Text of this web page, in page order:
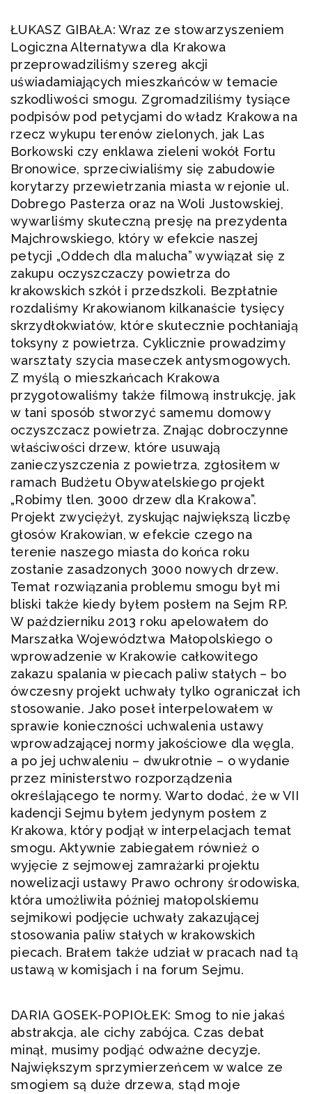
ŁUKASZ GIBAŁA: Wraz ze stowarzyszeniem
Logiczna Alternatywa dla Krakowa
przeprowadziliśmy szereg akcji
uświadamiających mieszkańców w temacie
szkodliwości smogu. Zgromadziliśmy tysiące
podpisów pod petycjami do władz Krakowa na
rzecz wykupu terenów zielonych, jak Las
Borkowski czy enklawa zieleni wokół Fortu
Bronowice, sprzeciwialiśmy się zabudowie
korytarzy przewietrzania miasta w rejonie ul.
Dobrego Pasterza oraz na Woli Justowskiej,
wywarliśmy skuteczną presję na prezydenta
Majchrowskiego, który w efekcie naszej
petycji „Oddech dla malucha” wywiązał się z
zakupu oczyszczaczy powietrza do
krakowskich szkół i przedszkoli. Bezpłatnie
rozdaliśmy Krakowianom kilkanaście tysięcy
skrzydłokwiatów, które skutecznie pochłaniają
toksyny z powietrza. Cyklicznie prowadzimy
warsztaty szycia maseczek antysmogowych.
Z myślą o mieszkańcach Krakowa
przygotowaliśmy także filmową instrukcję, jak
w tani sposób stworzyć samemu domowy
oczyszczacz powietrza. Znając dobroczynne
właściwości drzew, które usuwają
zanieczyszczenia z powietrza, zgłosiłem w
ramach Budżetu Obywatelskiego projekt
„Robimy tlen. 3000 drzew dla Krakowa”.
Projekt zwyciężył, zyskując największą liczbę
głosów Krakowian, w efekcie czego na
terenie naszego miasta do końca roku
zostanie zasadzonych 3000 nowych drzew.
Temat rozwiązania problemu smogu był mi
bliski także kiedy byłem posłem na Sejm RP.
W październiku 2013 roku apelowałem do
Marszałka Województwa Małopolskiego o
wprowadzenie w Krakowie całkowitego
zakazu spalania w piecach paliw stałych – bo
ówczesny projekt uchwały tylko ograniczał ich
stosowanie. Jako poseł interpelowałem w
sprawie konieczności uchwalenia ustawy
wprowadzającej normy jakościowe dla węgla,
a po jej uchwaleniu – dwukrotnie – o wydanie
przez ministerstwo rozporządzenia
określającego te normy. Warto dodać, że w VII
kadencji Sejmu byłem jedynym posłem z
Krakowa, który podjął w interpelacjach temat
smogu. Aktywnie zabiegałem również o
wyjęcie z sejmowej zamrażarki projektu
nowelizacji ustawy Prawo ochrony środowiska,
która umożliwiła później małopolskiemu
sejmikowi podjęcie uchwały zakazującej
stosowania paliw stałych w krakowskich
piecach. Brałem także udział w pracach nad tą
ustawą w komisjach i na forum Sejmu.
DARIA GOSEK-POPIOŁEK: Smog to nie jakaś
abstrakcja, ale cichy zabójca. Czas debat
minął, musimy podjąć odważne decyzje.
Największym sprzymierzeńcem w walce ze
smogiem są duże drzewa, stąd moje